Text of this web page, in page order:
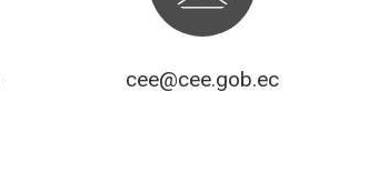
cee@cee.gob.ec